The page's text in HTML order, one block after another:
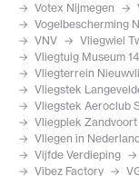
Votex Nijmegen
Vogelbescherming
VNV
Vliegwiel
Vliegtuig Museum
Vliegterrein
Vliegstek
Vliegstek Aeroclub
Vliegplek Zandvoort
Vliegen in
Vijfde Verdieping
Vibez Factory